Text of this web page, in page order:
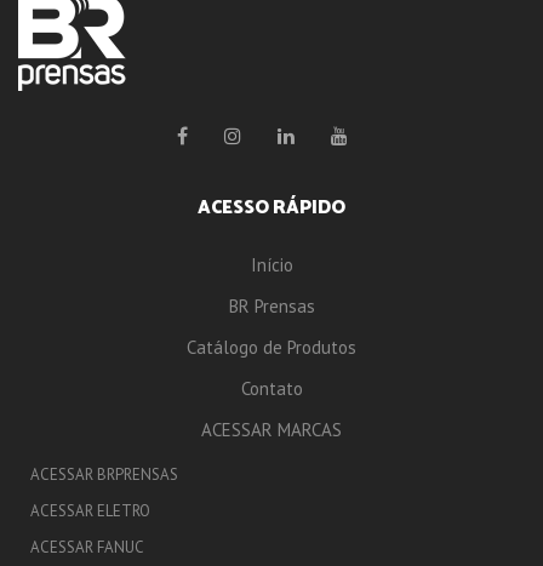
ACESSO RÁPIDO
Início
BR Prensas
Catálogo de Produtos
Contato
ACESSAR MARCAS
ACESSAR BRPRENSAS
ACESSAR ELETRO
ACESSAR FANUC